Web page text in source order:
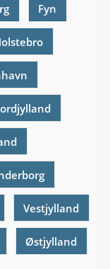
Fyn
Vestjylland
Østjylland